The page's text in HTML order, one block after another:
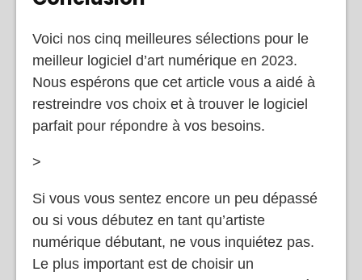
Conclusion
Voici nos cinq meilleures sélections pour le
meilleur logiciel d’art numérique en 2023.
Nous espérons que cet article vous a aidé à
restreindre vos choix et à trouver le logiciel
parfait pour répondre à vos besoins.
>
Si vous vous sentez encore un peu dépassé
ou si vous débutez en tant qu’artiste
numérique débutant, ne vous inquiétez pas.